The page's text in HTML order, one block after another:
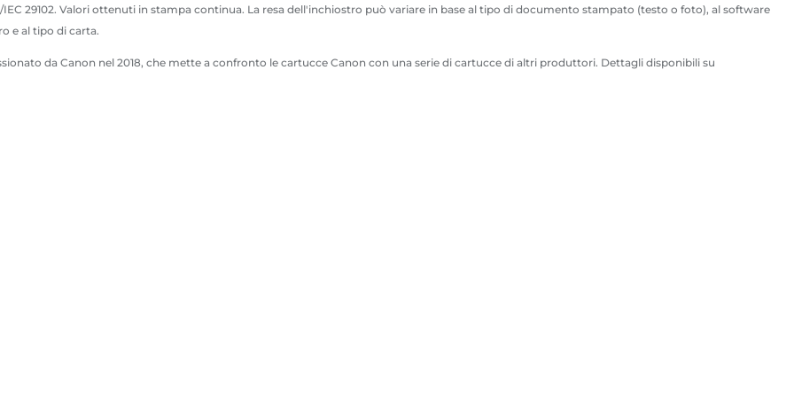
e
29102. Valori ottenuti in stampa continua. La resa dell'inchiostro può variare in base al tipo di documento stampato (testo o foto), al software
e al tipo di carta.
da Canon nel 2018, che mette a confronto le cartucce Canon con una serie di cartucce di altri produttori. Dettagli disponibili su